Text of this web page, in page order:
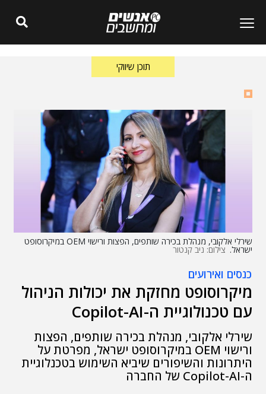
תוכן שיווקי
שירלי אלקובי, מנהלת בכירה שותפים, הפצות ורישוי OEM במיקרוסופט
ישראל. צילום: ניב קנטור
כנסים ואירועים
מיקרוסופט מחזקת את יכולות הניהול
עם טכנולוגיית ה-Copilot-AI
שירלי אלקובי, מנהלת בכירה שותפים, הפצות
ורישוי OEM במיקרוסופט ישראל, מפרטת על
היתרונות והשיפורים שיביא השימוש בטכנלוגיית
ה-Copilot-AI של החברה